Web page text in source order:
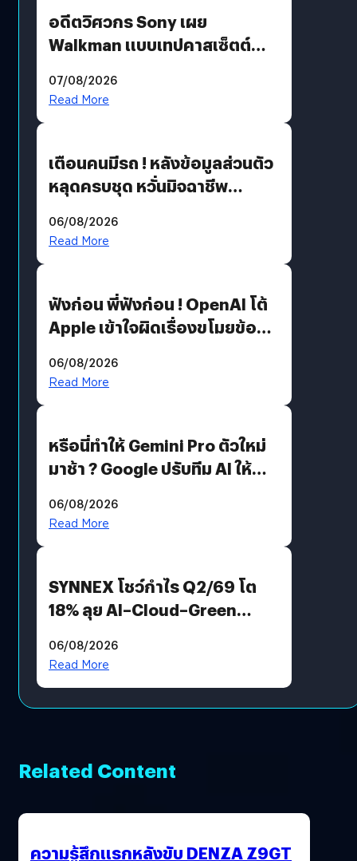
อดีตวิศวกร Sony เผย
Walkman แบบเทปคาสเซ็ตต์
07/08/2026
Read More
เตือนคนมีรถ ! หลังข้อมูลส่วนตัว
หลุดครบชุด หวั่นมิจฉาชีพ
รหัสผ่านหลุด ไม่ใช่แฮกเกอร์
06/08/2026
Read More
ฟังก่อน พี่ฟังก่อน ! OpenAI โต้
Apple เข้าใจผิดเรื่องขโมยข้อมูล
06/08/2026
Read More
หรือนี่ทำให้ Gemini Pro ตัวใหม่
มาช้า ? Google ปรับทีม AI ให้
AGI
06/08/2026
Read More
SYNNEX โชว์กำไร Q2/69 โต
18% ลุย AI–Cloud–Green
Revenue เร่งเครื่อง New
ปันผล 0.10 บาท/หุ้น
06/08/2026
Read More
Related Content
ความรู้สึกแรกหลังขับ DENZA Z9GT